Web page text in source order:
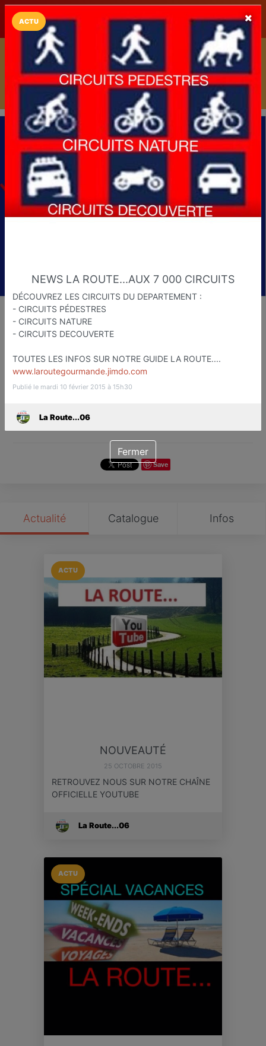
LaCarte Play Store
Installez l'App LaCarte
Téléchargez gratuitement l'app LaCarte pour suivre vos
commerces favoris et ne rien rater !
Télécharger Plus tard
La Route...06
Etapes Touristiqu et Gastronomiq
Favori Contacter
Save
Actualité Catalogue Infos
ACTU
NOUVEAUTÉ
25 OCTOBRE 2015
RETROUVEZ NOUS SUR NOTRE CHAÎNE
OFFICIELLE YOUTUBE
La Route...06
ACTU
ACTU
NEWS LA ROUTE...AUX 7 000 CIRCUITS
DÉCOUVREZ LES CIRCUITS DU DEPARTEMENT :
- CIRCUITS PÉDESTRES
- CIRCUITS NATURE
- CIRCUITS DECOUVERTE
TOUTES LES INFOS SUR NOTRE GUIDE LA ROUTE....
www.laroutegourmande.jimdo.com
Publié le mardi 10 février 2015 à 15h30
La Route...06
Fermer